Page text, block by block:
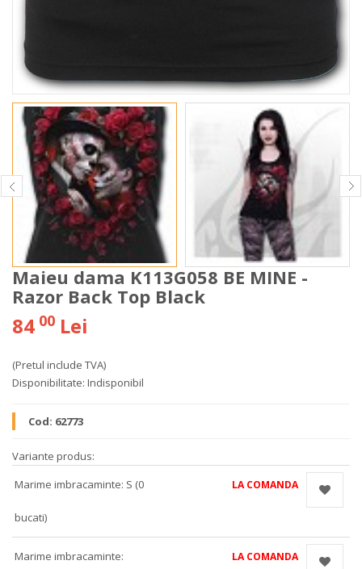
Maieu dama K113G058 BE MINE -
Razor Back Top Black
84 00 Lei
(Pretul include TVA)
Disponibilitate: Indisponibil
Cod: 62773
Variante produs:
Marime imbracaminte: S (0
bucati)
LA COMANDA
Marime imbracaminte: LA COMANDA